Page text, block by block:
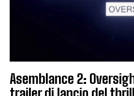
Asemblance 2: